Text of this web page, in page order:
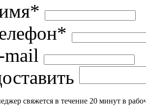
свяжется в течение 20 минут в